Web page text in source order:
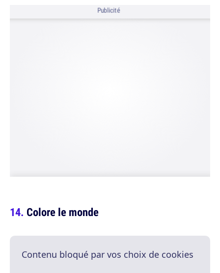
Publicité
Colore le monde
Contenu bloqué par vos choix de cookies